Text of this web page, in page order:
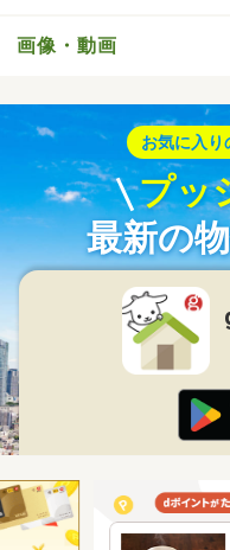
画像・動画
お気に入り
プッ
最新の